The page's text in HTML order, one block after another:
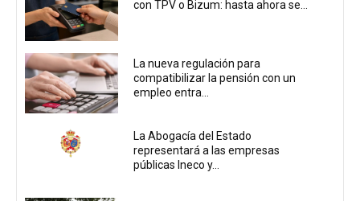
con TPV o Bizum: hasta ahora se...
La nueva regulación para
compatibilizar la pensión con un
empleo entra...
La Abogacía del Estado
representará a las empresas
públicas Ineco y...